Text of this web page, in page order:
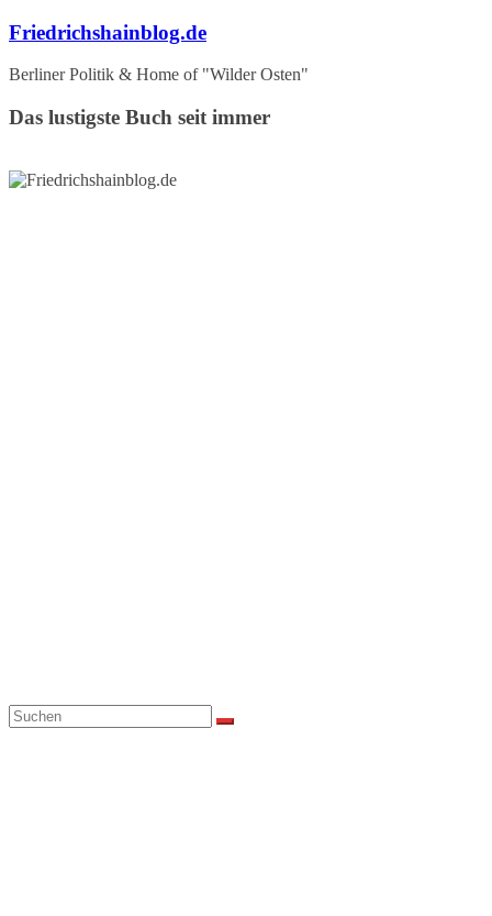
Zum
springen
Friedrichshainblog.de
Berliner Politik & Home of "Wilder Osten"
Das lustigste Buch seit immer